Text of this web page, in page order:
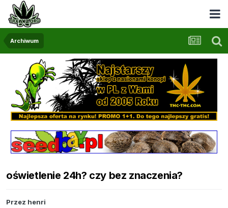
Archiwum
oświetlenie 24h? czy bez znaczenia?
Przez henri